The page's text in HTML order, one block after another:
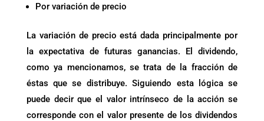
Por variación de precio
La variación de precio está dada principalmente por
la expectativa de futuras ganancias. El dividendo,
como ya mencionamos, se trata de la fracción de
éstas que se distribuye. Siguiendo esta lógica se
puede decir que el valor intrínseco de la acción se
corresponde con el valor presente de los dividendos